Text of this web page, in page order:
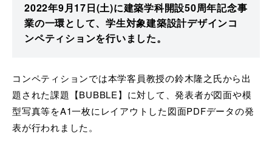
2022年9月17日(土)に建築学科開設50周年記念事
業の一環として、学生対象建築設計デザインコ
ンペティションを行いました。
コンペティションでは本学客員教授の鈴木隆之氏から出
題された課題【BUBBLE】に対して、発表者が図面や模
型写真等をA1一枚にレイアウトした図面PDFデータの発
表が行われました。